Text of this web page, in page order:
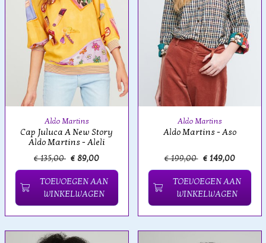
Aldo Martins
Cap Juluca A New Story
Aldo Martins - Aleli
€ 135,00 € 89,00
TOEVOEGEN AAN
WINKELWAGEN
Aldo Martins
Aldo Martins - Aso
€ 199,00 € 149,00
TOEVOEGEN AAN
WINKELWAGEN